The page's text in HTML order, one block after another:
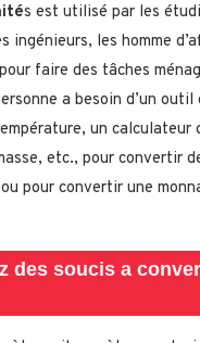
s est utilisé par les
ingénieurs, les homme
faire des tâches
a besoin d’un outil
un calculateur
etc., pour convertir
pour convertir une
des soucis a